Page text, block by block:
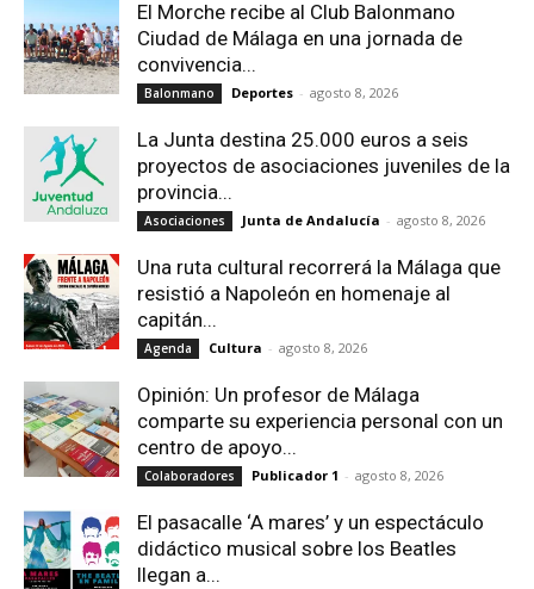
El Morche recibe al Club Balonmano
Ciudad de Málaga en una jornada de
convivencia...
Balonmano Deportes - agosto 8, 2026
La Junta destina 25.000 euros a seis
proyectos de asociaciones juveniles de la
provincia...
Asociaciones Junta de Andalucía - agosto 8, 2026
Una ruta cultural recorrerá la Málaga que
resistió a Napoleón en homenaje al
capitán...
Agenda Cultura - agosto 8, 2026
Opinión: Un profesor de Málaga
comparte su experiencia personal con un
centro de apoyo...
Colaboradores Publicador 1 - agosto 8, 2026
El pasacalle ‘A mares’ y un espectáculo
didáctico musical sobre los Beatles
llegan a...